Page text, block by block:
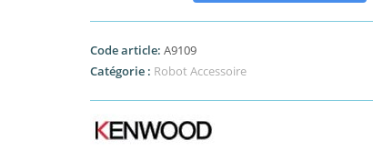
Code article: A9109
Catégorie : Robot Accessoire